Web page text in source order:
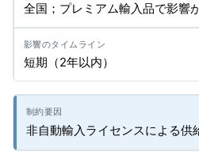
全国；プレミアム輸入品で影響
短期（2年以内）
非自動輸入ライセンスによる供